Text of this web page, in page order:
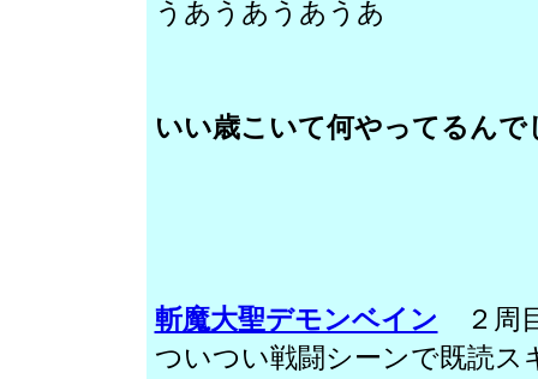
うあうあうあうあ
いい歳こいて何やってるんで
斬魔大聖デモンベイン ２周
ついつい戦闘シーンで既読